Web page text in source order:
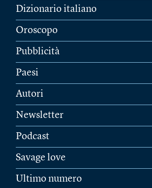
Dizionario italiano
Oroscopo
Pubblicità
Paesi
Autori
Newsletter
Podcast
Savage love
Ultimo numero